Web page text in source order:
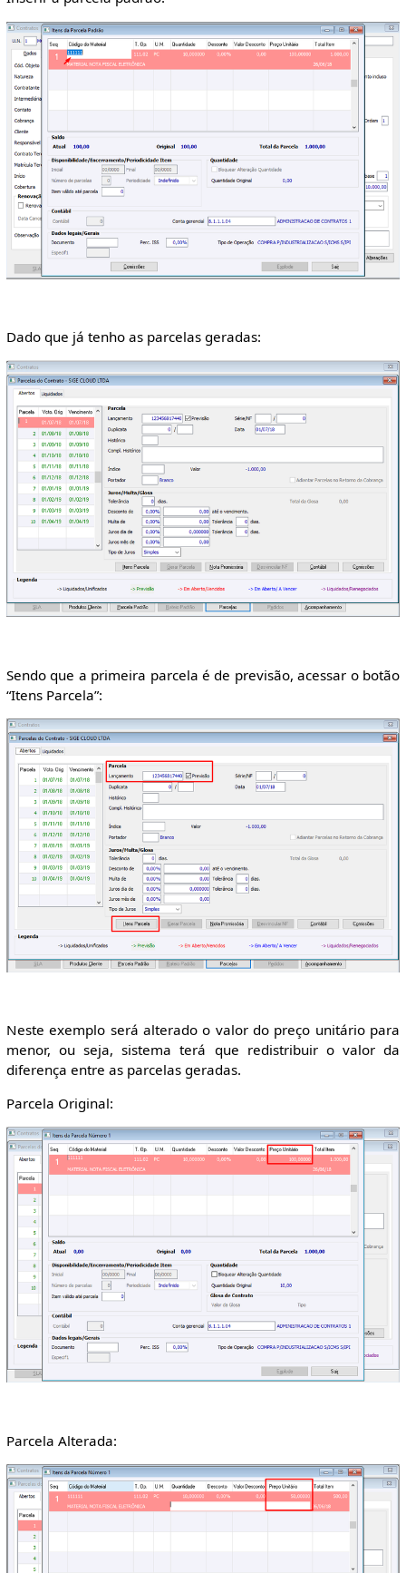
Dado que já tenho as parcelas geradas:
Sendo que a primeira parcela é de previsão, acessar o botão
“Itens Parcela”:
Neste exemplo será alterado o valor do preço unitário para
menor, ou seja, sistema terá que redistribuir o valor da
diferença entre as parcelas geradas.
Parcela Original:
Parcela Alterada: